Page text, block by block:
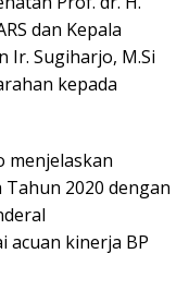
dan Kepala
Ir. Sugiharjo, M.Si
kepada
menjelaskan
2020 dengan
acuan kinerja BP